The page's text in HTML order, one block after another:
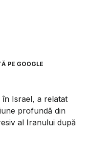
PE GOOGLE
Israel, a relatat
profundă din
al Iranului după